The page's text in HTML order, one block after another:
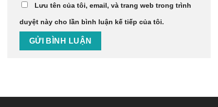
Lưu tên của tôi, email, và trang web trong trình
duyệt này cho lần bình luận kế tiếp của tôi.